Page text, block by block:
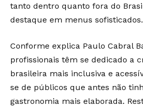
tanto dentro quanto fora do
destaque em menus sofisticados.
Conforme explica Paulo Cabral
profissionais têm se dedicado a
brasileira mais inclusiva e
se de públicos que antes não
gastronomia mais elaborada.